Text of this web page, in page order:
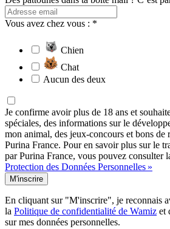
Vous avez chez vous : *
Chien
Chat
Aucun des deux
Je confirme avoir plus de 18 ans et
spéciales, des informations sur le
mon animal, des jeux-concours et bons de
Purina France. Pour en savoir plus sur le
par Purina France, vous pouvez consulter
Protection des Données Personnelles »
M'inscrire
En cliquant sur "M'inscrire", je reconnais
la Politique de confidentialité de Wamiz et
sur mes données personnelles.